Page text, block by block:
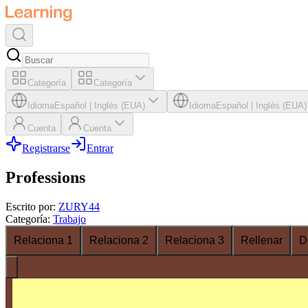
Categoría Categoría
IdiomaEspañol Inglés (EUA) IdiomaEspañol Inglés (EUA)
Cuenta Cuenta
Registrarse Entrar
Professions
Escrito por: ZURY44
Categoría: Trabajo
Relaciona 1
Relaciona 2 Relaciona 3 Rellenar